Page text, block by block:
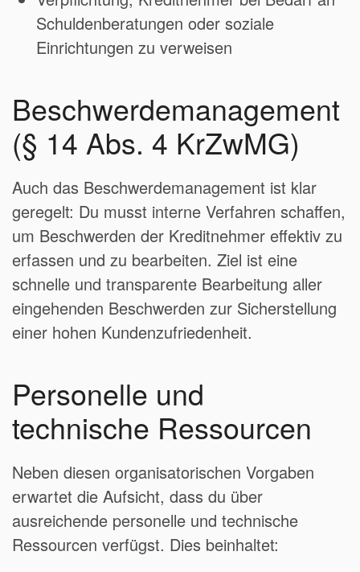
Schuldenberatungen oder soziale
Einrichtungen zu verweisen
Beschwerdemanagement
(§ 14 Abs. 4 KrZwMG)
Auch das Beschwerdemanagement ist klar
geregelt: Du musst interne Verfahren schaffen,
um Beschwerden der Kreditnehmer effektiv zu
erfassen und zu bearbeiten. Ziel ist eine
schnelle und transparente Bearbeitung aller
eingehenden Beschwerden zur Sicherstellung
einer hohen Kundenzufriedenheit.
Personelle und
technische Ressourcen
Neben diesen organisatorischen Vorgaben
erwartet die Aufsicht, dass du über
ausreichende personelle und technische
Ressourcen verfügst. Dies beinhaltet: